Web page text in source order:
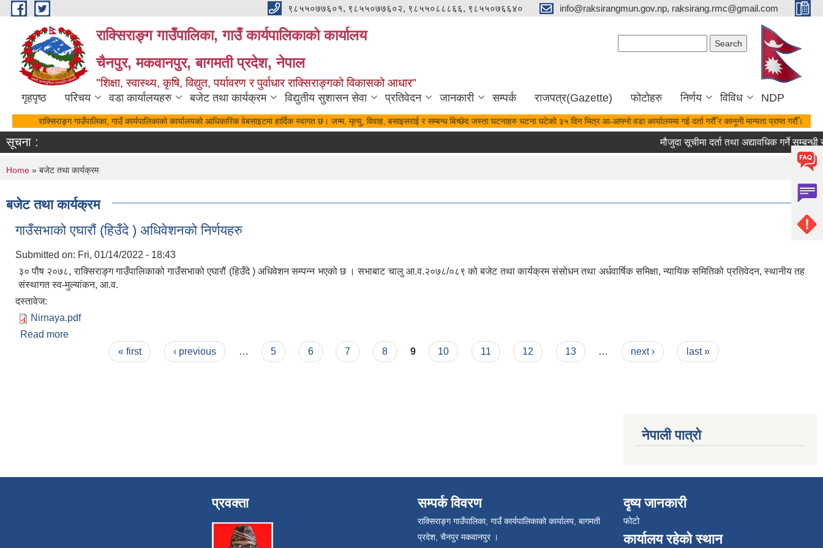
Skip to main content ९८५५०७७६०१, ९८५५०७७६०२, ९८५५०८८८६६, ९८५५०७६६४० info@raksirangmun.gov.np, raksirang.rmc@gmail.com
राक्सिराङ्ग गाउँपालिका, गाउँ कार्यपालिकाको कार्यालय
चैनपुर, मकवानपुर, बागमती प्रदेश, नेपाल
"शिक्षा, स्वास्थ्य, कृषि, विद्युत, पर्यावरण र पुर्वाधार राक्सिराङ्गको विकासको आधार"
गृहपृष्ठ परिचय वडा कार्यालयहरु बजेट तथा कार्यक्रम विद्युतीय सुशासन सेवा प्रतिवेदन जानकारी सम्पर्क राजपत्र(Gazette) फोटोहरु निर्णय विविध NDP
राक्सिराङ्ग गाउँपालिका, गाउँ कार्यपालिकाको कार्यालयको आधिकारिक वेबसाइटमा हार्दिक स्वागत छ। जन्म, मृत्यु, विवाह, बसाइसराई र सम्बन्ध बिच्छेद जस्ता घटनाहरु घटना घटेको ३५ दिन भित्र आ-आफ्नो वडा कार्यालयमा गई दर्ता गरौँ र कानूनी मान्यता प्राप्त गरौँ।
सूचना : मौजुदा सूचीमा दर्ता तथा अद्यावधिक गर्ने सम्बन्धी
You are here
Home » बजेट तथा कार्यक्रम
बजेट तथा कार्यक्रम
गाउँसभाको एघारौं (हिउँदे ) अधिवेशनको निर्णयहरु
Submitted on: Fri, 01/14/2022 - 18:43
३० पौष २०७८, राक्सिराङ्ग गाउँपालिकाको गाउँसभाको एघारौं (हिउँदे ) अधिवेशन सम्पन्न भएको छ । सभाबाट चालु आ.व.२०७८/०८९ को बजेट तथा कार्यक्रम संसोधन तथा अर्धवार्षिक समिक्षा, न्यायिक समितिको प्रतिवेदन, स्थानीय तह
संस्थागत स्व-मुल्यांकन, आ.व.
दस्तावेज:
Nirnaya.pdf
Read more
« first ‹ previous … 5 6 7 8 9 10 11 12 13 … next › last »
नेपाली पात्रो
प्रवक्ता सम्पर्क विवरण
राक्सिराङ्ग गाउँपालिका, गाउँ कार्यपालिकाको कार्यालय, बागमती
प्रदेश, चैनपुर मकवानपुर ।
दृष्य जानकारी
फोटो
कार्यालय रहेको स्थान